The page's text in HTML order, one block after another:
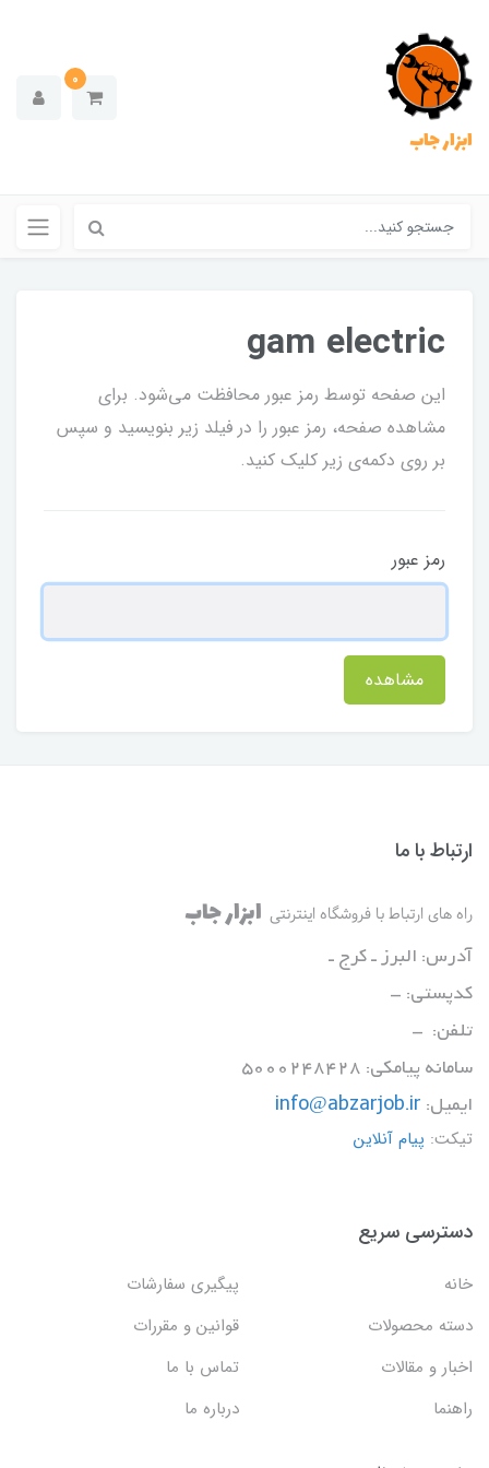
ابزار جاب
0
gam electric
این صفحه توسط رمز عبور محافظت می‌شود. برای
مشاهده صفحه، رمز عبور را در فیلد زیر بنویسید و سپس
بر روی دکمه‌ی زیر کلیک کنید.
رمز عبور
مشاهده
ارتباط با ما
راه های ارتباط با فروشگاه اینترنتی ابزار جاب
آدرس: البرز ـ کرج ـ
کدپستی: -
تلفن: -
سامانه پیامکی: 5000248428
ایمیل: info@abzarjob.ir
تیکت: پیام آنلاین
دسترسی سریع
خانه
پیگیری سفارشات
دسته محصولات
قوانین و مقررات
اخبار و مقالات
تماس با ما
راهنما
درباره ما